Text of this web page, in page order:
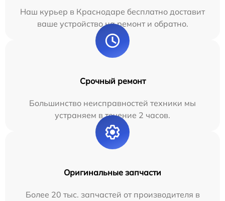
Наш курьер в Краснодаре бесплатно доставит
ваше устройство на ремонт и обратно.
Срочный ремонт
Большинство неисправностей техники мы
устраняем в течение 2 часов.
Оригинальные запчасти
Более 20 тыс. запчастей от производителя в